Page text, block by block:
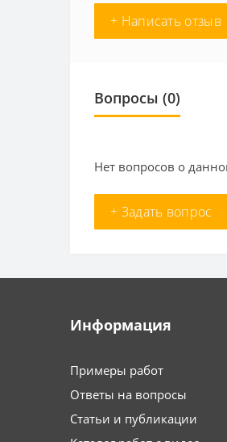
+ Написать отзыв
Вопросы (0)
Нет вопросов о
+ Задать вопрос
Информация
Примеры работ
Ответы на вопросы
Статьи и публикации